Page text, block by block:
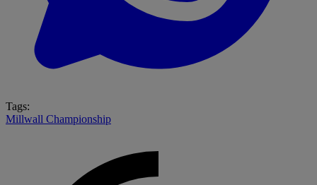
Tags:
Millwall Championship